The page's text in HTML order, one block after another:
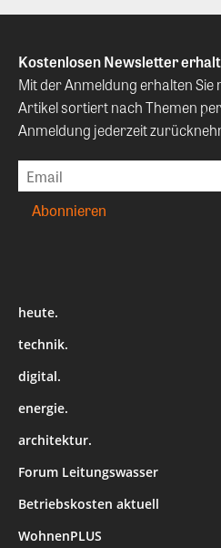
Kostenlosen Newsletter
Mit der Anmeldung erhalten
Artikel sortiert nach Themen
Anmeldung jederzeit
heute.
technik.
digital.
energie.
architektur.
Forum Leitungswasser
Betriebskosten aktuell
WohnenPLUS